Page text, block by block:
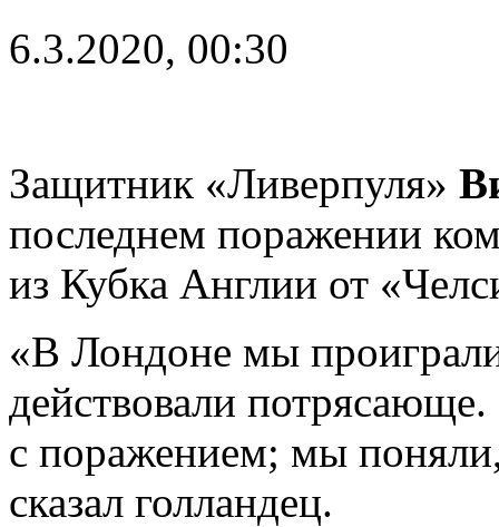
6.3.2020, 00:30
Защитник «Ливерпуля»
последнем поражении
из Кубка Англии от
«В Лондоне мы
действовали
с поражением; мы
сказал голландец.